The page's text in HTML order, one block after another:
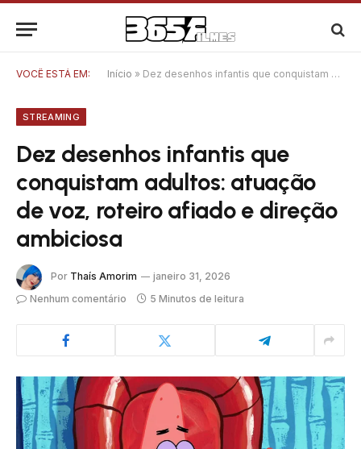
VOCÊ ESTÁ EM: Início » Dez desenhos infantis que conquistam adultos: atuação de voz, roteiro afiado e direção ambiciosa
STREAMING
Dez desenhos infantis que
conquistam adultos: atuação
de voz, roteiro afiado e direção
ambiciosa
Por Thaís Amorim
janeiro 31, 2026
Nenhum comentário
5 Minutos de leitura